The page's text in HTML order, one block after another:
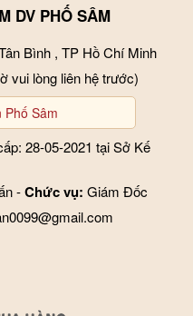
và thoáng mát, không để
độ trung bình, không để
để tránh côn trùng tìm đến.
DV PHỐ SÂM
Bình , TP Hồ Chí Minh
vui lòng liên hệ trước)
Sâm
28-05-2021 tại Sở Kế
-Chức vụ: Giám Đốc